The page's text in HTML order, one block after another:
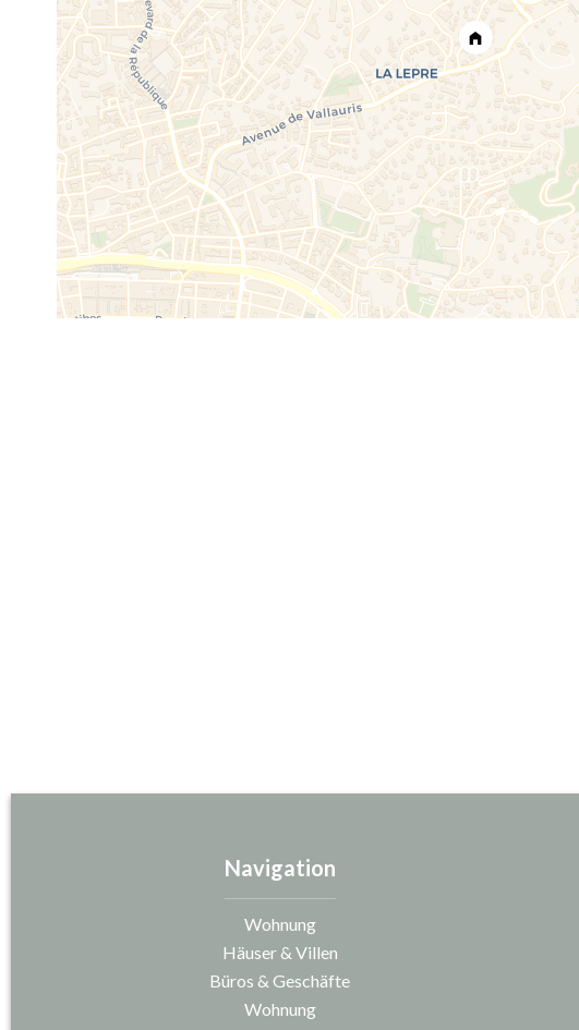
Navigation
Wohnung
Häuser & Villen
Büros & Geschäfte
Wohnung